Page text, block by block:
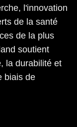
l'innovation
de la santé
de la plus
soutient
la durabilité et
biais de